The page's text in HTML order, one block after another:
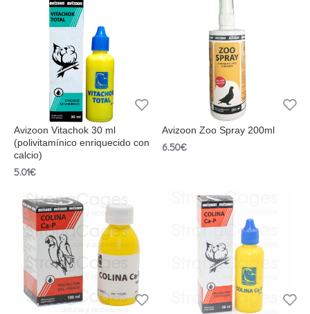
Avizoon Vitachok 30 ml
(polivitamínico enriquecido con
calcio)
5.01€
Avizoon Zoo Spray 200ml
6.50€